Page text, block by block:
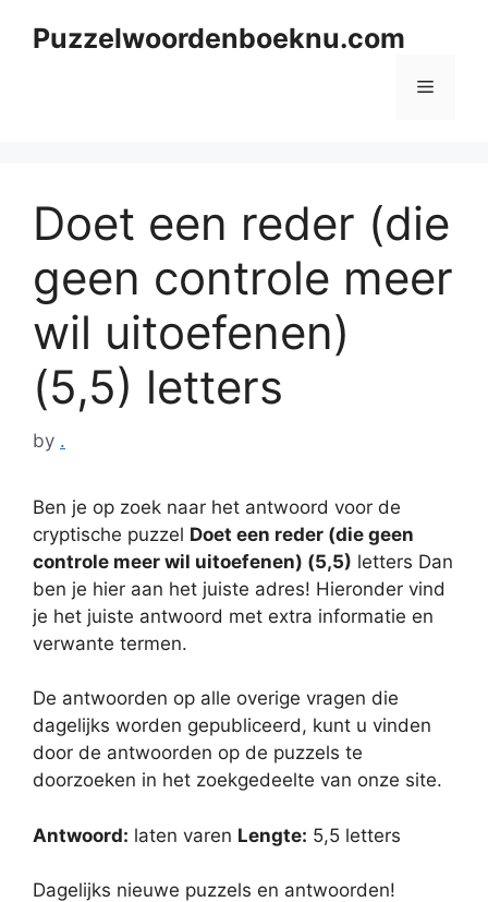
Puzzelwoordenboeknu.com
Menu
Doet een reder (die
geen controle meer
wil uitoefenen)
(5,5) letters
by .
Ben je op zoek naar het antwoord voor de
cryptische puzzel Doet een reder (die geen
controle meer wil uitoefenen) (5,5) letters Dan
ben je hier aan het juiste adres! Hieronder vind
je het juiste antwoord met extra informatie en
verwante termen.
De antwoorden op alle overige vragen die
dagelijks worden gepubliceerd, kunt u vinden
door de antwoorden op de puzzels te
doorzoeken in het zoekgedeelte van onze site.
Antwoord: laten varen Lengte: 5,5 letters
Dagelijks nieuwe puzzels en antwoorden!